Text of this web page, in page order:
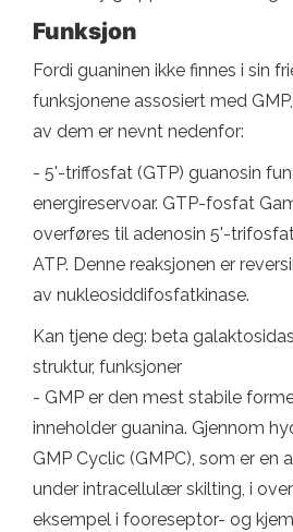
Funksjon
Fordi guaninen ikke finnes i sin
funksjonene assosiert med
av dem er nevnt nedenfor:
- 5'-triffosfat (GTP) guanosin
energireservoar. GTP-fosfat
overføres til adenosin 5'-
ATP. Denne reaksjonen er
av nukleosiddifosfatkinase.
Kan tjene deg: beta
struktur, funksjoner
- GMP er den mest stabile
inneholder guanina. Gjennom
GMP Cyclic (GMPC), som er en
under intracellulær skilting, i
eksempel i fooreseptor- og